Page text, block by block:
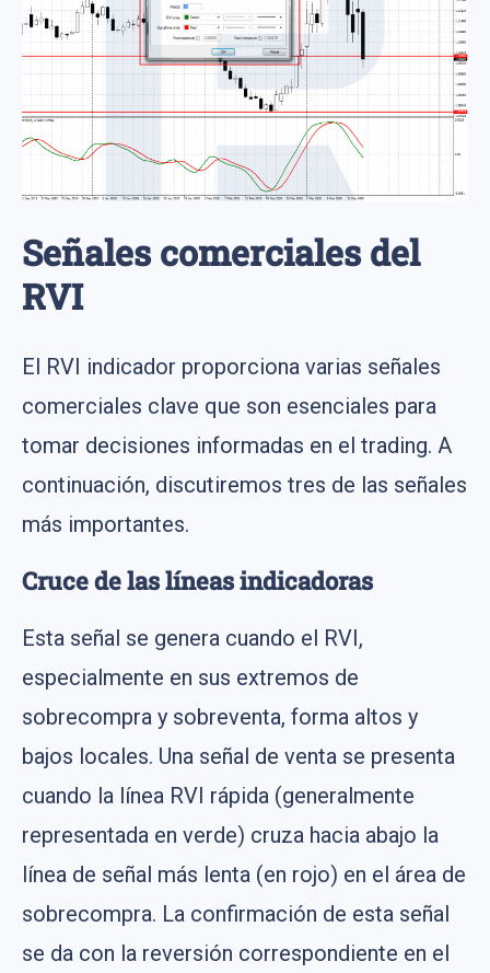
Señales comerciales del
RVI
El RVI indicador proporciona varias señales
comerciales clave que son esenciales para
tomar decisiones informadas en el trading. A
continuación, discutiremos tres de las señales
más importantes.
Cruce de las líneas indicadoras
Esta señal se genera cuando el RVI,
especialmente en sus extremos de
sobrecompra y sobreventa, forma altos y
bajos locales. Una señal de venta se presenta
cuando la línea RVI rápida (generalmente
representada en verde) cruza hacia abajo la
línea de señal más lenta (en rojo) en el área de
sobrecompra. La confirmación de esta señal
se da con la reversión correspondiente en el